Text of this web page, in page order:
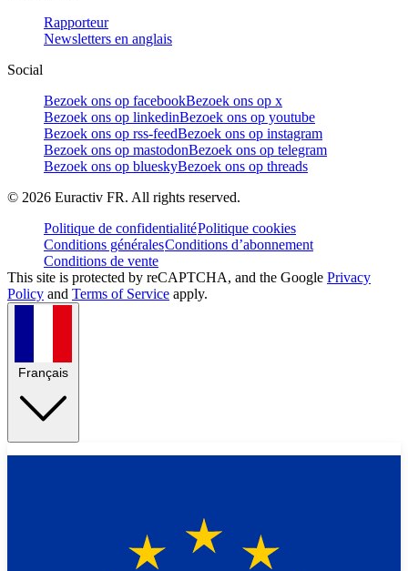
Rapporteur
Newsletters en anglais
Social
Bezoek ons op facebookBezoek ons op x
Bezoek ons op linkedinBezoek ons op youtube
Bezoek ons op rss-feedBezoek ons op instagram
Bezoek ons op mastodonBezoek ons op telegram
Bezoek ons op blueskyBezoek ons op threads
© 2026 Euractiv FR. All rights reserved.
Politique de confidentialitéPolitique cookies
Conditions généralesConditions d’abonnement
Conditions de vente
This site is protected by reCAPTCHA, and the Google Privacy
Policy and Terms of Service apply.
Français